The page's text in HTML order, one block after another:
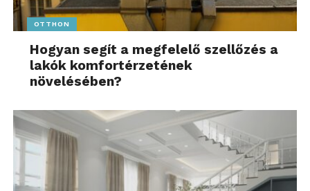
OTTHON
Hogyan segít a megfelelő szellőzés a
lakók komfortérzetének
növelésében?